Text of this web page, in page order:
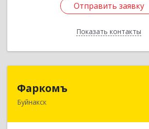
Отправить заявку
Показать контакты
Отправить заявку
Назад
Фаркомъ
Буйнакск